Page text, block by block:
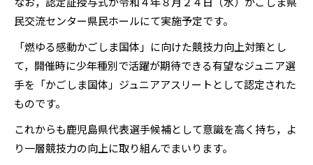
民交流センター県民ホールにて実施予定です。
「燃ゆる感動かごしま国体」に向けた競技力向上対策とし
て，開催時に少年種別で活躍が期待できる有望なジュニア選
手を「かごしま国体」ジュニアアスリートとして認定された
ものです。
これからも鹿児島県代表選手候補として意識を高く持ち，よ
り一層競技力の向上に取り組んでまいります。